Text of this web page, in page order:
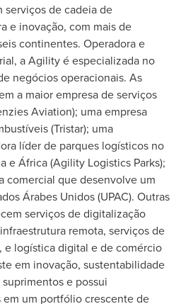
de cadeia de
e inovação, com mais de
continentes. Operadora e
a Agility é especializada no
negócios operacionais. As
a maior empresa de serviços
Aviation); uma empresa
(Tristar); uma
líder de parques logísticos no
e África (Agility Logistics Parks);
comercial que desenvolve um
Árabes Unidos (UPAC). Outras
serviços de digitalização
remota, serviços de
e logística digital e de comércio
em inovação, sustentabilidade
e possui
um portfólio crescente de